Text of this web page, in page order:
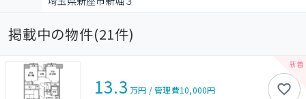
掲載中の物件(21件)
13.3 万円 /管理費10,000円